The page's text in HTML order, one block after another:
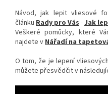
Návod, jak lepit vliesové
článku Rady pro Vás-Jak
Veškeré pomůcky, které
najdete vNářadí na
O tom, že je lepení
můžete přesvědčit v